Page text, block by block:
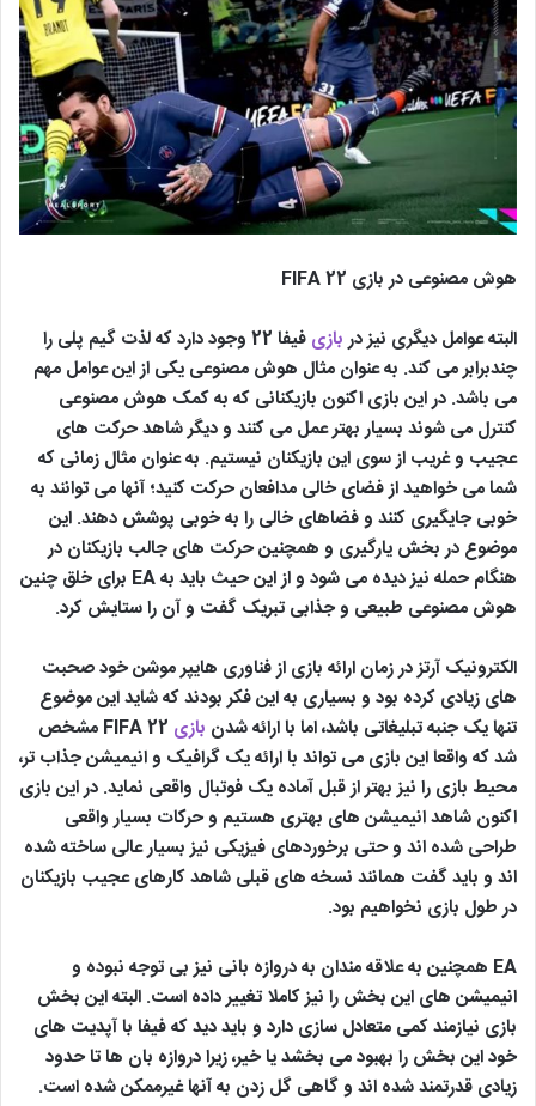
هوش مصنوعی در بازی FIFA 22
البته عوامل دیگری نیز در بازی
فیفا 22 وجود دارد که لذت گیم پلی را
چندبرابر می کند. به عنوان مثال هوش مصنوعی یکی از این عوامل مهم
می باشد. در این بازی اکنون بازیکنانی که به کمک هوش مصنوعی
کنترل می شوند بسیار بهتر عمل می کنند و دیگر شاهد حرکت های
عجیب و غریب از سوی این بازیکنان نیستیم. به عنوان مثال زمانی که
شما می خواهید از فضای خالی مدافعان حرکت کنید؛ آنها می توانند به
خوبی جایگیری کنند و فضاهای خالی را به خوبی پوشش دهند. این
موضوع در بخش یارگیری و همچنین حرکت های جالب بازیکنان در
هنگام حمله نیز دیده می شود و از این حیث باید به EA برای خلق چنین
هوش مصنوعی طبیعی و جذابی تبریک گفت و آن را ستایش کرد.
الکترونیک آرتز در زمان ارائه بازی از فناوری هایپر موشن خود صحبت
های زیادی کرده بود و بسیاری به این فکر بودند که شاید این موضوع
تنها یک جنبه تبلیغاتی باشد، اما با ارائه شدن بازی
FIFA 22 مشخص
شد که واقعا این بازی می تواند با ارائه یک گرافیک و انیمیشن جذاب تر،
محیط بازی را نیز بهتر از قبل آماده یک فوتبال واقعی نماید. در این بازی
اکنون شاهد انیمیشن های بهتری هستیم و حرکات بسیار واقعی
طراحی شده اند و حتی برخوردهای فیزیکی نیز بسیار عالی ساخته شده
اند و باید گفت همانند نسخه های قبلی شاهد کارهای عجیب بازیکنان
در طول بازی نخواهیم بود.
EA همچنین به علاقه مندان به دروازه بانی نیز بی توجه نبوده و
انیمیشن های این بخش را نیز کاملا تغییر داده است. البته این بخش
بازی نیازمند کمی متعادل سازی دارد و باید دید که فیفا با آپدیت های
خود این بخش را بهبود می بخشد یا خیر، زیرا دروازه بان ها تا حدود
زیادی قدرتمند شده اند و گاهی گل زدن به آنها غیرممکن شده است.